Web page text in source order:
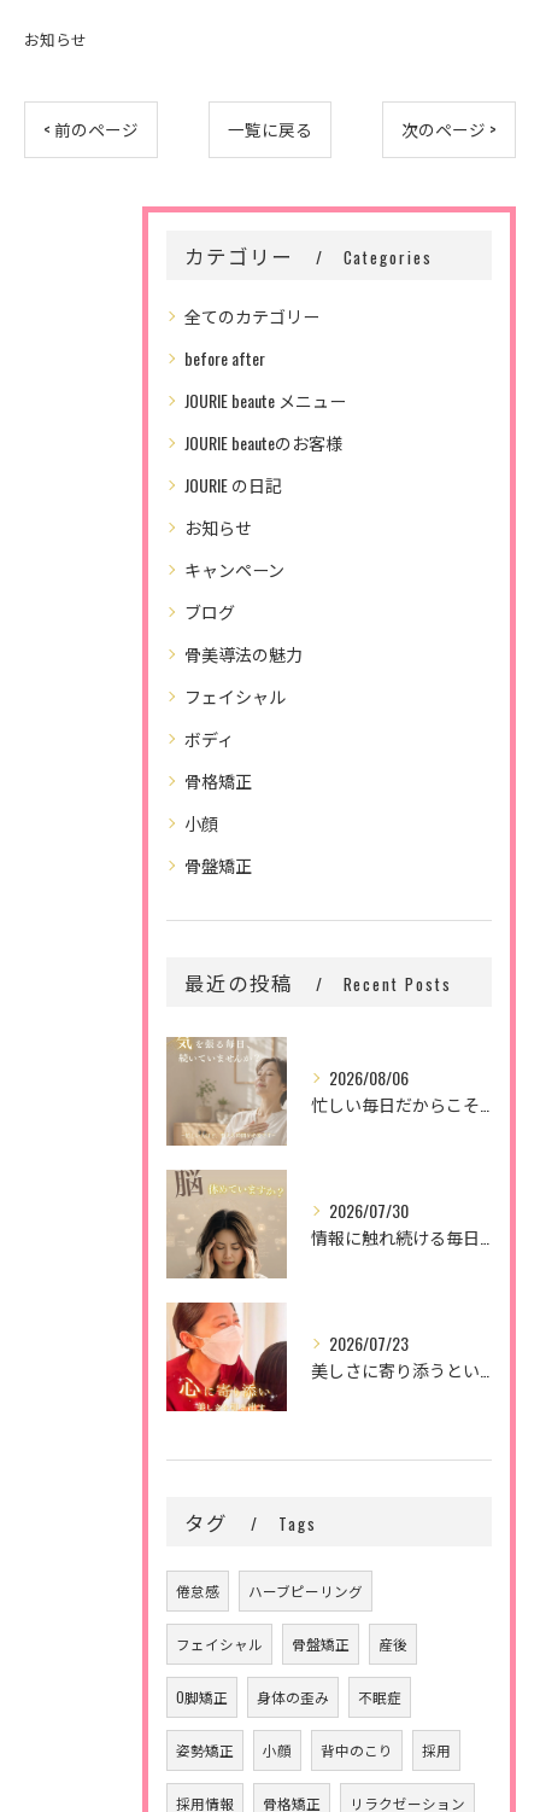
お知らせ
< 前のページ 一覧に戻る 次のページ >
カテゴリー Categories
全てのカテゴリー
before after
JOURIE beaute メニュー
JOURIE beauteのお客様
JOURIE の日記
お知らせ
キャンペーン
ブログ
骨美導法の魅力
フェイシャル
ボディ
骨格矯正
小顔
骨盤矯正
最近の投稿 Recent Posts
2026/08/06
2026/07/30
2026/07/23
タグ Tags
倦怠感 ハーブピーリング
フェイシャル 骨盤矯正 産後
O脚矯正 身体の歪み 不眠症
姿勢矯正 小顔 背中のこり 採用
採用情報 骨格矯正 リラクゼーション